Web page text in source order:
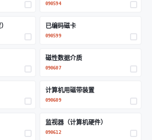
090594
已编码磁卡
090599
磁性数据介质
090607
计算机用磁带装置
090609
监视器（计算机硬件）
090612